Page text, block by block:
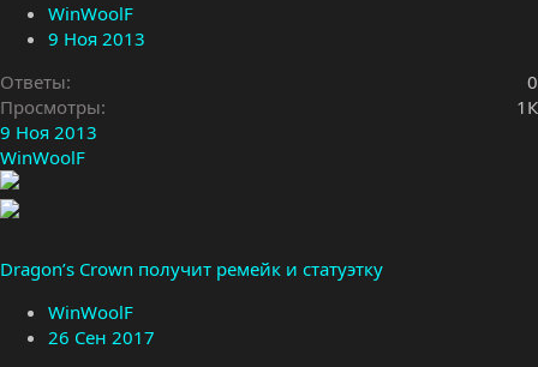
WinWoolF
9 Ноя 2013
Ответы
0
Просмотры
1К
9 Ноя 2013
WinWoolF
Dragon’s Crown получит ремейк и статуэтку
WinWoolF
26 Сен 2017